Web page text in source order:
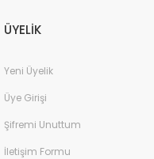
ÜYELİK
Yeni Üyelik
Üye Girişi
Şifremi Unuttum
İletişim Formu